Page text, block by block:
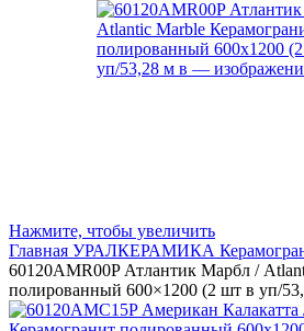
Нажмите, чтобы увеличить
Главная УРАЛКЕРАМИКА
60120AMR00P Атлантик Марбл /
полированный 600×1200 (2 шт в уп/